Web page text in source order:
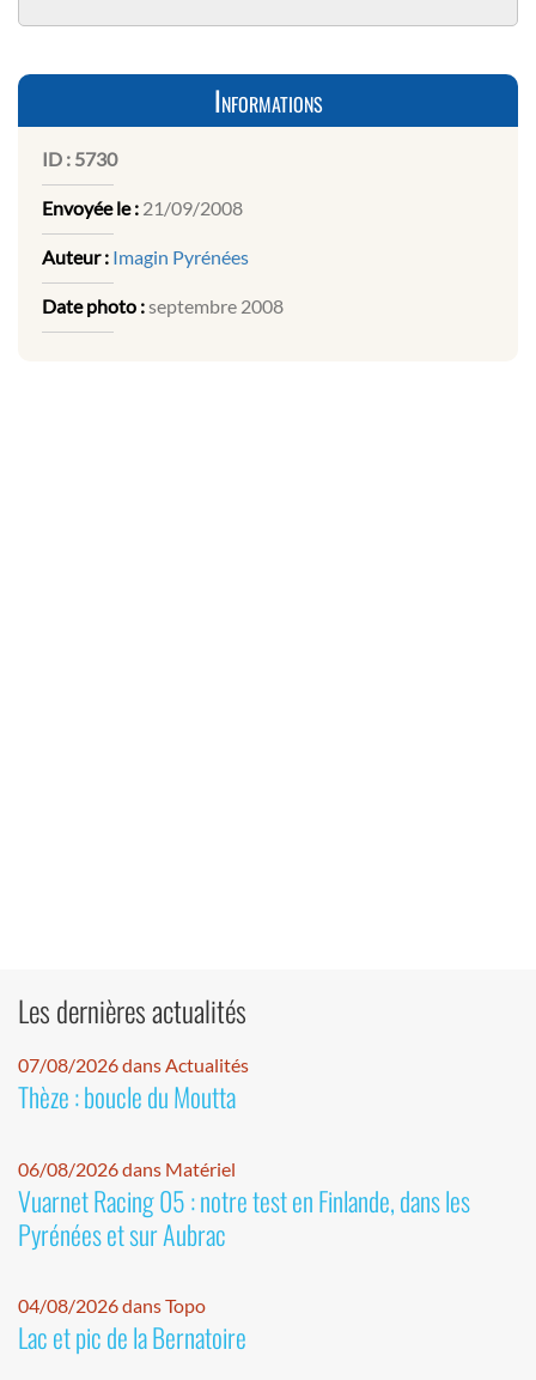
Informations
ID : 5730
Envoyée le : 21/09/2008
Auteur : Imagin Pyrénées
Date photo :septembre 2008
Les dernières actualités
07/08/2026 dans Actualités
Thèze : boucle du Moutta
06/08/2026 dans Matériel
Vuarnet Racing 05 : notre test en Finlande, dans les
Pyrénées et sur Aubrac
04/08/2026 dans Topo
Lac et pic de la Bernatoire